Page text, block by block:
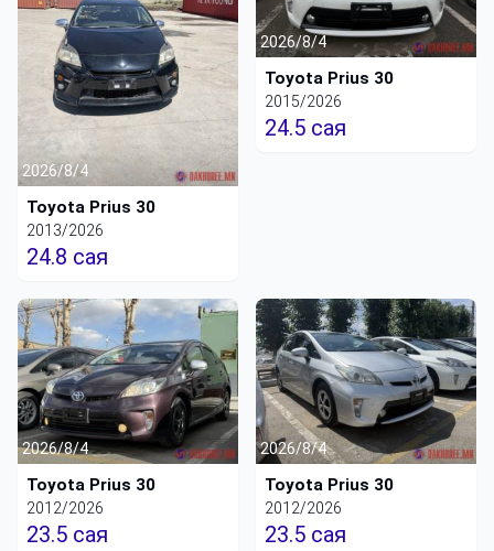
2026/8/4
Toyota Prius 30
2013/2026
24.8 сая
2026/8/4
Toyota Prius 30
2015/2026
24.5 сая
2026/8/4
Toyota Prius 30
2012/2026
23.5 сая
2026/8/4
Toyota Prius 30
2012/2026
23.5 сая